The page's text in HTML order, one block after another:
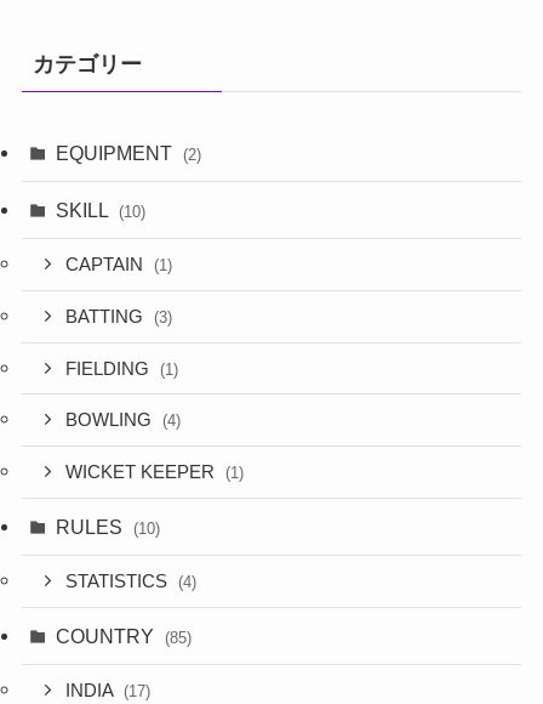
カテゴリー
EQUIPMENT (2)
SKILL (10)
CAPTAIN (1)
BATTING (3)
FIELDING (1)
BOWLING (4)
WICKET KEEPER (1)
RULES (10)
STATISTICS (4)
COUNTRY (85)
INDIA (17)